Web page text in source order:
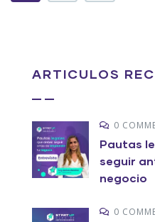
ARTICULOS
0
Pautas
seguir
negocio
0